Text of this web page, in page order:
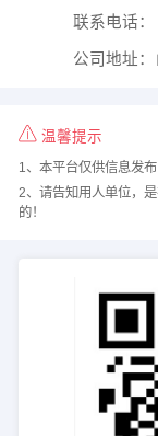
联系电话：
公司地址：
温馨提示
1、本平台仅供信息发
2、请告知用人单位，
的！